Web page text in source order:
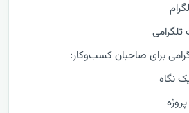
برای صاحبان کسب‌وکار:
نگاه